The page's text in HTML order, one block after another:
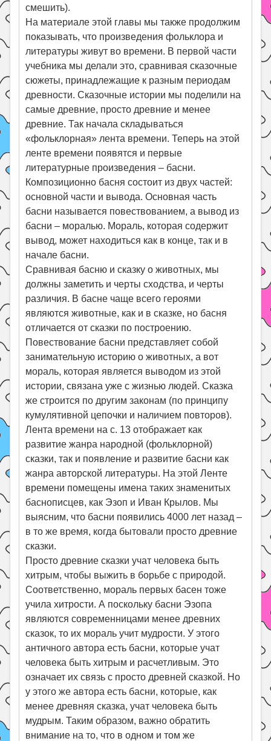
смешить).
На материале этой главы мы также продолжим
показывать, что произведения фольклора и
литературы живут во времени. В первой части
учебника мы делали это, сравнивая сказочные
сюжеты, принадлежащие к разным периодам
древности. Сказочные истории мы поделили на
самые древние, просто древние и менее
древние. Так начала складываться
«фольклорная» лента времени. Теперь на этой
ленте времени появятся и первые
литературные произведения – басни.
Композиционно басня состоит из двух частей:
основной части и вывода. Основная часть
басни называется повествованием, а вывод из
басни – моралью. Мораль, которая содержит
вывод, может находиться как в конце, так и в
начале басни.
Сравнивая басню и сказку о животных, мы
должны заметить и черты сходства, и черты
различия. В басне чаще всего героями
являются животные, как и в сказке, но басня
отличается от сказки по построению.
Повествование басни представляет собой
занимательную историю о животных, а вот
мораль, которая является выводом из этой
истории, связана уже с жизнью людей. Сказка
же строится по другим законам (по принципу
кумулятивной цепочки и наличием повторов).
Лента времени на с. 13 отображает как
развитие жанра народной (фольклорной)
сказки, так и появление и развитие басни как
жанра авторской литературы. На этой Ленте
времени помещены имена таких знаменитых
баснописцев, как Эзоп и Иван Крылов. Мы
выясним, что басни появились 4000 лет назад –
в то же время, когда бытовали просто древние
сказки.
Просто древние сказки учат человека быть
хитрым, чтобы выжить в борьбе с природой.
Соответственно, мораль первых басен тоже
учила хитрости. А поскольку басни Эзопа
являются современницами менее древних
сказок, то их мораль учит мудрости. У этого
античного автора есть басни, которые учат
человека быть хитрым и расчетливым. Это
означает их связь с просто древней сказкой. Но
у этого же автора есть басни, которые, как
менее древняя сказка, учат человека быть
мудрым. Таким образом, важно обратить
внимание на то, что в одном и том же